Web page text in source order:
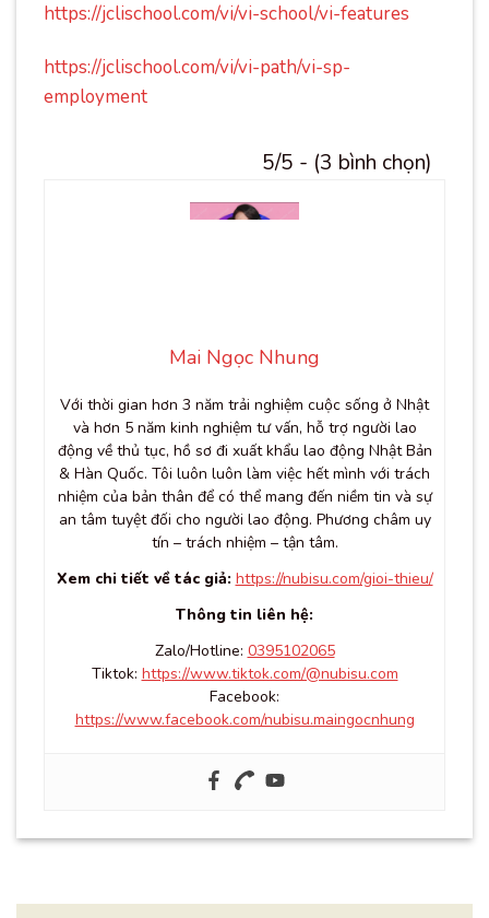
https://jclischool.com/vi/vi-school/vi-features
https://jclischool.com/vi/vi-path/vi-sp-
employment
5/5 - (3 bình chọn)
Mai Ngọc Nhung
Với thời gian hơn 3 năm trải nghiệm cuộc sống ở Nhật
và hơn 5 năm kinh nghiệm tư vấn, hỗ trợ người lao
động về thủ tục, hồ sơ đi xuất khẩu lao động Nhật Bản
& Hàn Quốc. Tôi luôn luôn làm việc hết mình với trách
nhiệm của bản thân để có thể mang đến niềm tin và sự
an tâm tuyệt đối cho người lao động. Phương châm uy
tín – trách nhiệm – tận tâm.
Xem chi tiết về tác giả: https://nubisu.com/gioi-thieu/
Thông tin liên hệ:
Zalo/Hotline: 0395102065
Tiktok: https://www.tiktok.com/@nubisu.com
Facebook:
https://www.facebook.com/nubisu.maingocnhung